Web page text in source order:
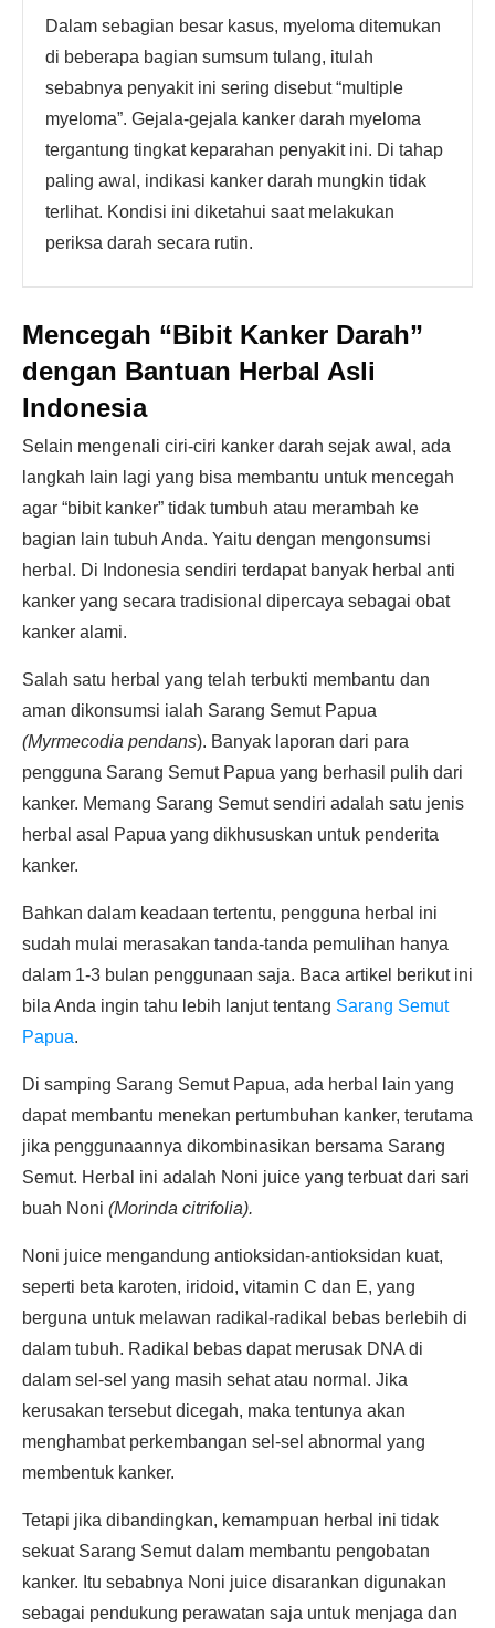
Dalam sebagian besar kasus, myeloma ditemukan
di beberapa bagian sumsum tulang, itulah
sebabnya penyakit ini sering disebut “multiple
myeloma”. Gejala-gejala kanker darah myeloma
tergantung tingkat keparahan penyakit ini. Di tahap
paling awal, indikasi kanker darah mungkin tidak
terlihat. Kondisi ini diketahui saat melakukan
periksa darah secara rutin.
Mencegah “Bibit Kanker Darah”
dengan Bantuan Herbal Asli
Indonesia
Selain mengenali ciri-ciri kanker darah sejak awal, ada
langkah lain lagi yang bisa membantu untuk mencegah
agar “bibit kanker” tidak tumbuh atau merambah ke
bagian lain tubuh Anda. Yaitu dengan mengonsumsi
herbal. Di Indonesia sendiri terdapat banyak herbal anti
kanker yang secara tradisional dipercaya sebagai obat
kanker alami.
Salah satu herbal yang telah terbukti membantu dan
aman dikonsumsi ialah Sarang Semut Papua
(Myrmecodia pendans). Banyak laporan dari para
pengguna Sarang Semut Papua yang berhasil pulih dari
kanker. Memang Sarang Semut sendiri adalah satu jenis
herbal asal Papua yang dikhususkan untuk penderita
kanker.
Bahkan dalam keadaan tertentu, pengguna herbal ini
sudah mulai merasakan tanda-tanda pemulihan hanya
dalam 1-3 bulan penggunaan saja. Baca artikel berikut ini
bila Anda ingin tahu lebih lanjut tentang Sarang Semut
Papua.
Di samping Sarang Semut Papua, ada herbal lain yang
dapat membantu menekan pertumbuhan kanker, terutama
jika penggunaannya dikombinasikan bersama Sarang
Semut. Herbal ini adalah Noni juice yang terbuat dari sari
buah Noni (Morinda citrifolia).
Noni juice mengandung antioksidan-antioksidan kuat,
seperti beta karoten, iridoid, vitamin C dan E, yang
berguna untuk melawan radikal-radikal bebas berlebih di
dalam tubuh. Radikal bebas dapat merusak DNA di
dalam sel-sel yang masih sehat atau normal. Jika
kerusakan tersebut dicegah, maka tentunya akan
menghambat perkembangan sel-sel abnormal yang
membentuk kanker.
Tetapi jika dibandingkan, kemampuan herbal ini tidak
sekuat Sarang Semut dalam membantu pengobatan
kanker. Itu sebabnya Noni juice disarankan digunakan
sebagai pendukung perawatan saja untuk menjaga dan